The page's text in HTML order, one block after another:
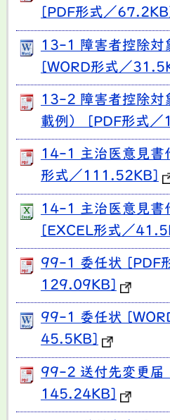
[PDF形式／
13-1 障害者控除対
[WORD形式／
13-2 障害者控除対
載例） [PDF形式
14-1 主治医意見書
形式／111.52KB]
14-1 主治医意見書
[EXCEL形式／
99-1 委任状 [PDF
129.09KB]
99-1 委任状
45.5KB]
99-2 送付先変更届
145.24KB]